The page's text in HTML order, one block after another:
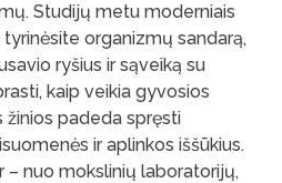
Studijų metu moderniais
organizmų sandarą,
ryšius ir sąveiką su
kaip veikia gyvosios
padeda spręsti
ir aplinkos iššūkius.
– nuo mokslinių laboratorijų,